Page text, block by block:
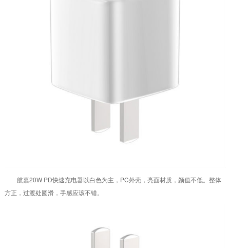
航嘉20W PD快速充电器以白色为主，PC外壳，亮面材质，颜值不低。整体
方正，过渡处圆滑，手感应该不错。